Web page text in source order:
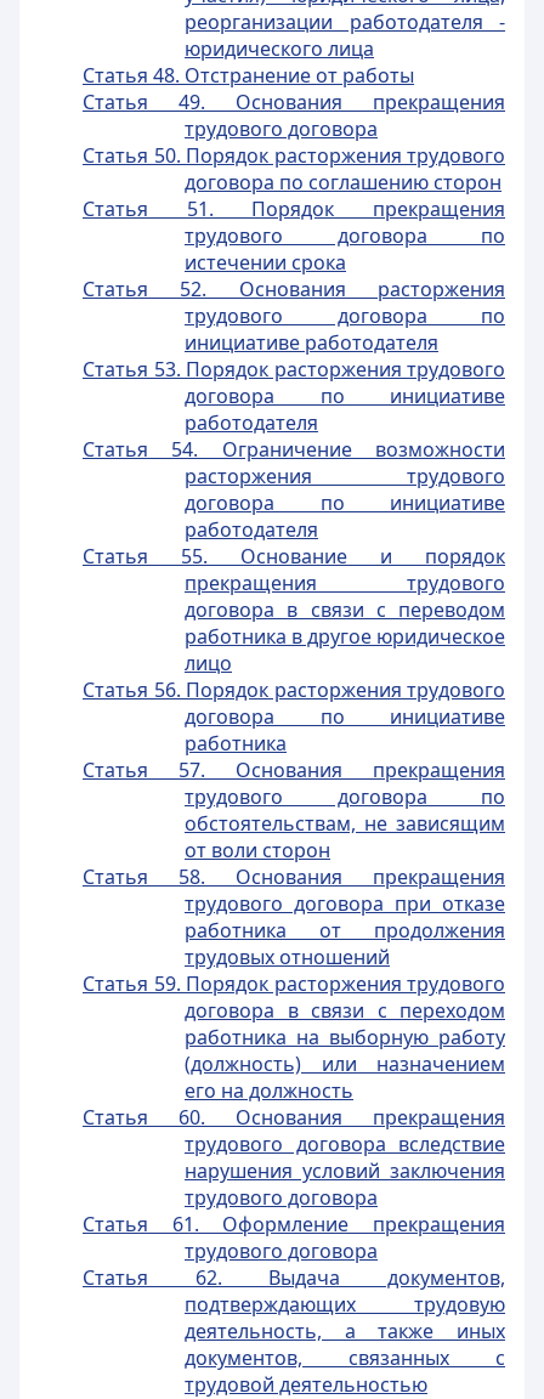
реорганизации работодателя -
юридического лица
Статья 48. Отстранение от работы
Статья 49. Основания прекращения
трудового договора
Статья 50. Порядок расторжения трудового
договора по соглашению сторон
Статья 51. Порядок прекращения
трудового договора по
истечении срока
Статья 52. Основания расторжения
трудового договора по
инициативе работодателя
Статья 53. Порядок расторжения трудового
договора по инициативе
работодателя
Статья 54. Ограничение возможности
расторжения трудового
договора по инициативе
работодателя
Статья 55. Основание и порядок
прекращения трудового
договора в связи с переводом
работника в другое юридическое
лицо
Статья 56. Порядок расторжения трудового
договора по инициативе
работника
Статья 57. Основания прекращения
трудового договора по
обстоятельствам, не зависящим
от воли сторон
Статья 58. Основания прекращения
трудового договора при отказе
работника от продолжения
трудовых отношений
Статья 59. Порядок расторжения трудового
договора в связи с переходом
работника на выборную работу
(должность) или назначением
его на должность
Статья 60. Основания прекращения
трудового договора вследствие
нарушения условий заключения
трудового договора
Статья 61. Оформление прекращения
трудового договора
Статья 62. Выдача документов,
подтверждающих трудовую
деятельность, а также иных
документов, связанных c
трудовой деятельностью